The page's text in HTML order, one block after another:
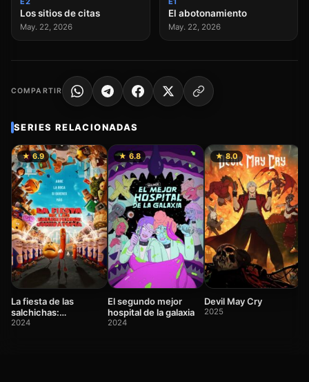
Los sitios de citas
May. 22, 2026
El abotonamiento
May. 22, 2026
COMPARTIR
SERIES RELACIONADAS
★ 6.9
La fiesta de las
salchichas:
Comidatopía
2024
★ 6.8
El segundo mejor
hospital de la galaxia
2024
★ 8.0
Devil May Cry
2025